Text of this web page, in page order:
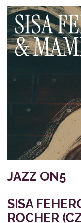
JAZZ ON5
SISA
ROCHER